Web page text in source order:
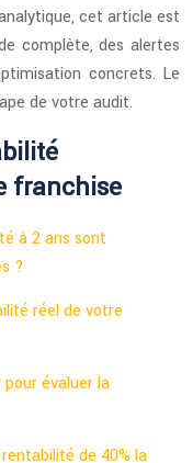
cet article est
complète, des alertes
concrets. Le
de votre audit.
franchise
à 2 ans sont
?
réel de votre
évaluer la
de 40% la